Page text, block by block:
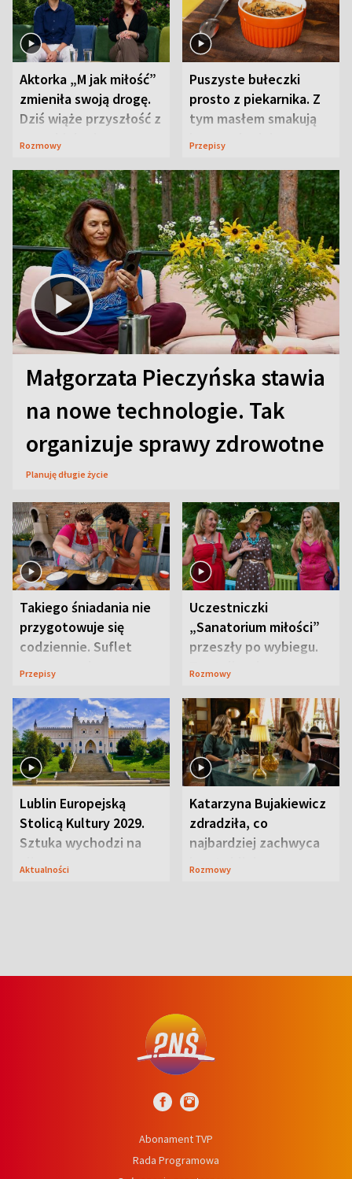
Aktorka „M jak miłość”
zmieniła swoją drogę.
Dziś wiąże przyszłość z
neurobiologią
Rozmowy
Puszyste bułeczki
prosto z piekarnika. Z
tym masłem smakują
jeszcze lepiej
Przepisy
Małgorzata Pieczyńska stawia
na nowe technologie. Tak
organizuje sprawy zdrowotne
Planuję długie życie
Takiego śniadania nie
przygotowuje się
codziennie. Suflet
serowy zachwyca
Przepisy
Uczestniczki
„Sanatorium miłości”
przeszły po wybiegu.
Te stylizacje
Rozmowy
Lublin Europejską
Stolicą Kultury 2029.
Sztuka wychodzi na
ulice
Aktualności
Katarzyna Bujakiewicz
zdradziła, co
najbardziej zachwyca
ją w Lublinie
Rozmowy
Abonament TVP
Rada Programowa